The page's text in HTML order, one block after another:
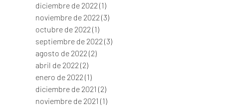
diciembre de 2022 (1)
noviembre de 2022 (3)
octubre de 2022 (1)
septiembre de 2022 (3)
agosto de 2022 (2)
abril de 2022 (2)
enero de 2022 (1)
diciembre de 2021 (2)
noviembre de 2021 (1)